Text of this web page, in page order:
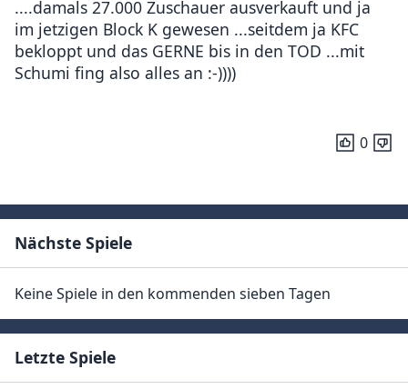
....damals 27.000 Zuschauer ausverkauft und ja
im jetzigen Block K gewesen ...seitdem ja KFC
bekloppt und das GERNE bis in den TOD ...mit
Schumi fing also alles an :-))))
0
Nächste Spiele
Keine Spiele in den kommenden sieben Tagen
Letzte Spiele